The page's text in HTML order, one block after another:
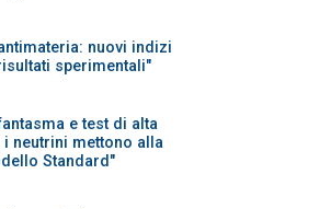
nuovi indizi
sperimentali"
e test di alta
neutrini mettono alla
Standard"